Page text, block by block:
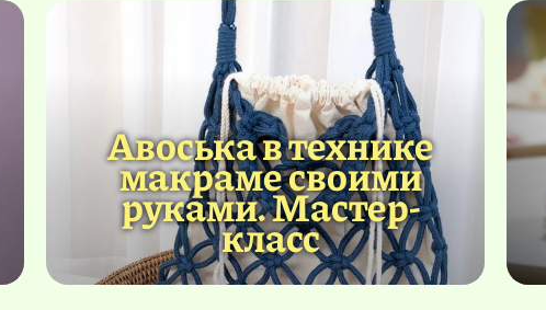
Авоська в технике
макраме своими
руками. Мастер-
класс